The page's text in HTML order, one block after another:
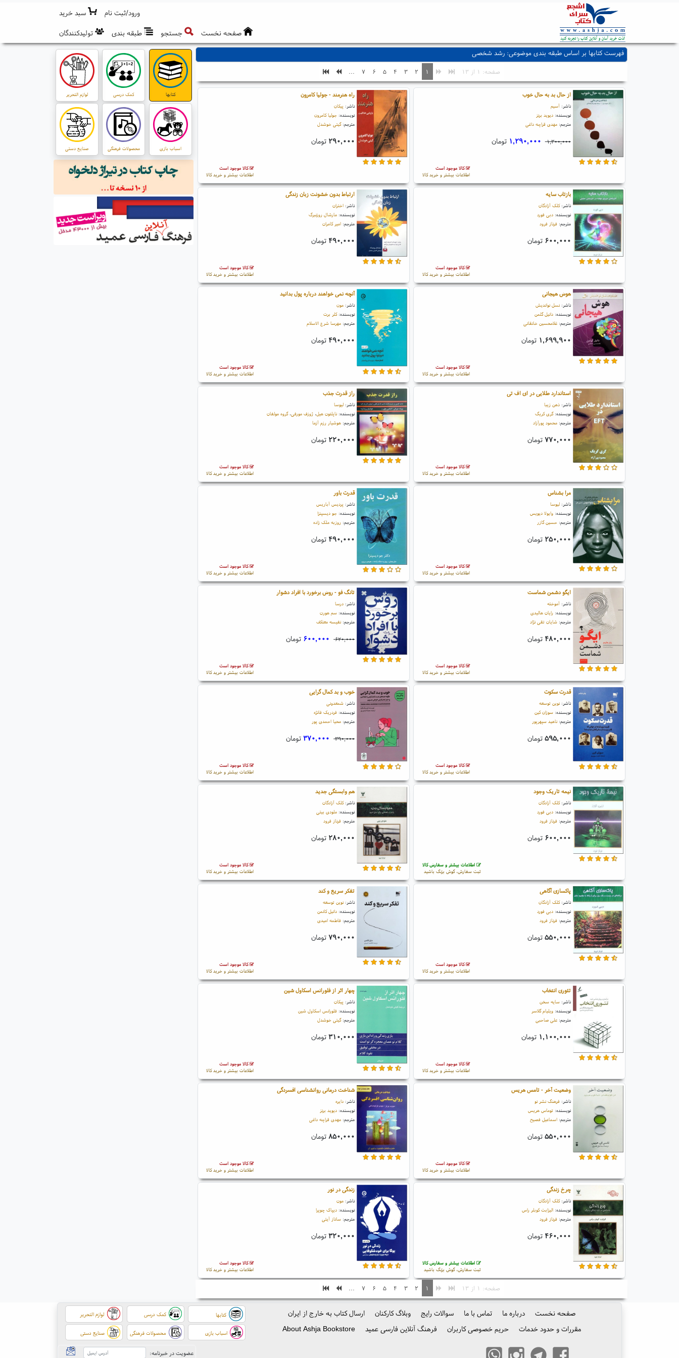
ورود/ثبت نام
سبد خرید
صفحه نخست
جستجو طبقه بندی تولیدکنندگان
فهرست کتابها بر اساس طبقه بندی موضوعی: رشد شخصی
صفحه: ۱ از ۱۳ ۱ ۲ ۳ ۴ ۵ ۶ ۷ ...
از حال بد به حال خوب
ناشر:آسیم
نویسنده:دیوید برنز
مترجم:مهدی قراچه داغی
۱,۳۰۰,۰۰۰ ۱,۲۹۰,۰۰۰ تومان
کالا موجود است
اطلاعات بیشتر و خرید کالا
راه هنرمند - جولیا کامرون
ناشر: پیکان
نویسنده: جولیا کامرون
مترجم:گیتی خوشدل
۲۹۰,۰۰۰ تومان
کالا موجود است
اطلاعات بیشتر و خرید کالا
بازتاب سایه
ناشر:کلک آزادگان
نویسنده:دبی فورد
مترجم:فرناز فرود
۶۰۰,۰۰۰ تومان
کالا موجود است
اطلاعات بیشتر و خرید کالا
ارتباط بدون خشونت زبان زندگی
ناشر: اختران
نویسنده: مارشال روزنبرگ
مترجم: امیر کامران
۴۹۰,۰۰۰ تومان
کالا موجود است
اطلاعات بیشتر و خرید کالا
هوش هیجانی
ناشر:نسل نواندیش
نویسنده:دانیل گلمن
مترجم:غلامحسین خانقانی
۱,۶۹۹,۹۰۰ تومان
کالا موجود است
اطلاعات بیشتر و خرید کالا
آنچه نمی خواهند درباره پول بدانید
ناشر: مون
نویسنده:کلر برت
مترجم: مهرسا شرع الاسلام
۴۹۰,۰۰۰ تومان
کالا موجود است
اطلاعات بیشتر و خرید کالا
استاندارد طلایی در ای اف تی
ناشر:ذهن زیبا
نویسنده:گری کریگ
مترجم:محمود پورآزاد
۷۷۰,۰۰۰ تومان
کالا موجود است
اطلاعات بیشتر و خرید کالا
راز قدرت جذب
ناشر: لیوسا
نویسنده: ناپلئون هیل، ژوزف مورفی،گروه مولفان
مترجم: هوشیار رزم آزما
۲۲۰,۰۰۰ تومان
کالا موجود است
اطلاعات بیشتر و خرید کالا
مرا بشناس
ناشر:لیوسا
نویسنده:وایولا دیویس
مترجم:حسین گازر
۲۵۰,۰۰۰ تومان
کالا موجود است
اطلاعات بیشتر و خرید کالا
قدرت باور
ناشر: پردیس آباریس
نویسنده: جو دیسپنزا
مترجم: روزبه ملک زاده
۴۹۰,۰۰۰ تومان
کالا موجود است
اطلاعات بیشتر و خرید کالا
ایگو دشمن شماست
ناشر:آموخته
نویسنده:رایان هالیدی
مترجم:شایان تقی نژاد
۴۸۰,۰۰۰ تومان
کالا موجود است
اطلاعات بیشتر و خرید کالا
تانگ فو - روش برخورد با افراد دشوار
ناشر: درسا
نویسنده: سم هورن
مترجم: نفیسه معتکف
۶۲۰,۰۰۰ ۶۰۰,۰۰۰ تومان
کالا موجود است
اطلاعات بیشتر و خرید کالا
قدرت سکوت
ناشر:نوین توسعه
نویسنده:سوزان کین
مترجم:ناهید سپهرپور
۵۹۵,۰۰۰ تومان
کالا موجود است
اطلاعات بیشتر و خرید کالا
خوب و بد کمال گرایی
ناشر: شمعدونی
نویسنده: فردریک فانژه
مترجم: محیا احمدی پور
۳۹۰,۰۰۰ ۳۷۰,۰۰۰تومان
کالا موجود است
اطلاعات بیشتر و خرید کالا
نیمه تاریک وجود
ناشر:کلک آزادگان
نویسنده:دبی فورد
مترجم:فرناز فرود
۶۰۰,۰۰۰ تومان
اطلاعات بیشتر و سفارش کالا
ثبت سفارش، گوش بزنگ باشید
هم وابستگی جدید
ناشر:کلک آزادگان
نویسنده: ملودی بیتی
مترجم: فرناز فرود
۲۸۰,۰۰۰ تومان
کالا موجود است
اطلاعات بیشتر و خرید کالا
پاکسازی آگاهی
ناشر:کلک آزادگان
نویسنده:دبی فورد
مترجم:فرناز فرود
۵۵۰,۰۰۰ تومان
کالا موجود است
اطلاعات بیشتر و خرید کالا
تفکر سریع و کند
ناشر: نوین توسعه
نویسنده: دانیل کانمن
مترجم: فاطمه امیدی
۷۹۰,۰۰۰ تومان
کالا موجود است
اطلاعات بیشتر و خرید کالا
تئوری انتخاب
ناشر:سایه سخن
نویسنده:ویلیام گلاسر
مترجم:علی صاحبی
۱,۱۰۰,۰۰۰ تومان
کالا موجود است
اطلاعات بیشتر و خرید کالا
چهار اثر از فلورانس اسکاول شین
ناشر: پیکان
نویسنده: فلورانس اسکاول شین
مترجم:گیتی خوشدل
۳۱۰,۰۰۰تومان
کالا موجود است
اطلاعات بیشتر و خرید کالا
وضعیت آخر - تامس هریس
ناشر:فرهنگ نشر نو
نویسنده:توماس هریس
مترجم:اسماعیل فصیح
۵۵۰,۰۰۰ تومان
کالا موجود است
اطلاعات بیشتر و خرید کالا
شناخت درمانی روانشناسی افسردگی
ناشر: دایره
نویسنده: دیوید برنز
مترجم: مهدی قراچه داغی
۸۵۰,۰۰۰تومان
کالا موجود است
اطلاعات بیشتر و خرید کالا
چرخ زندگی
ناشر:کلک آزادگان
نویسنده:الیزابت کوبلر راس
مترجم:فرناز فرود
۴۶۰,۰۰۰ تومان
اطلاعات بیشتر و سفارش کالا
ثبت سفارش، گوش بزنگ باشید
زندگی در نور
ناشر: مون
نویسنده: دیپاک چوپرا
مترجم: ساناز آیتی
۳۲۰,۰۰۰تومان
کالا موجود است
اطلاعات بیشتر و خرید کالا
صفحه: ۱ از ۱۳ ۱ ۲ ۳ ۴ ۵ ۶ ۷ ...
کتابها کمک درسی لوازم التحریر
اسباب بازی محصولات فرهنگی صنایع دستی
صفحه نخست درباره ما تماس با ما سوالات رایج وبلاگ کارکنان
ارسال کتاب به خارج از ایران
مقررات و حدود خدمات
حریم خصوصی کاربران فرهنگ آنلاین فارسی عمید About Ashja Bookstore
کتابها کمک درسی لوازم التحریر
اسباب بازی محصولات فرهنگی صنایع دستی
عضویت در خبرنامه: